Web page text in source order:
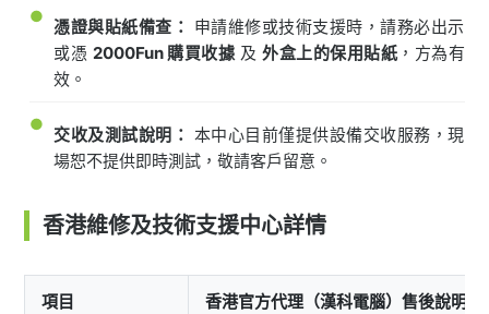
●
憑證與貼紙備查： 申請維修或技術支援時，請務必出示
或憑 2000Fun 購買收據 及外盒上的保用貼紙 ，方為有
效。
●
交收及測試說明： 本中心目前僅提供設備交收服務，現
場恕不提供即時測試，敬請客戶留意。
香港維修及技術支援中心詳情
項目 香港官方代理（漢科電腦）售後說明